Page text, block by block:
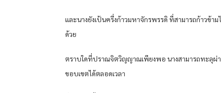
และนางยังเป้นครึ่งก้าวมหาจักรพรรดิ ที่สามารถก้าวข้าม
ด้วย
ตราบใดที่ปราณจิตวิญญาณเพียงพอ นางสามารถทะลุผ่
ขอบเขตได้ตลอดเวลา